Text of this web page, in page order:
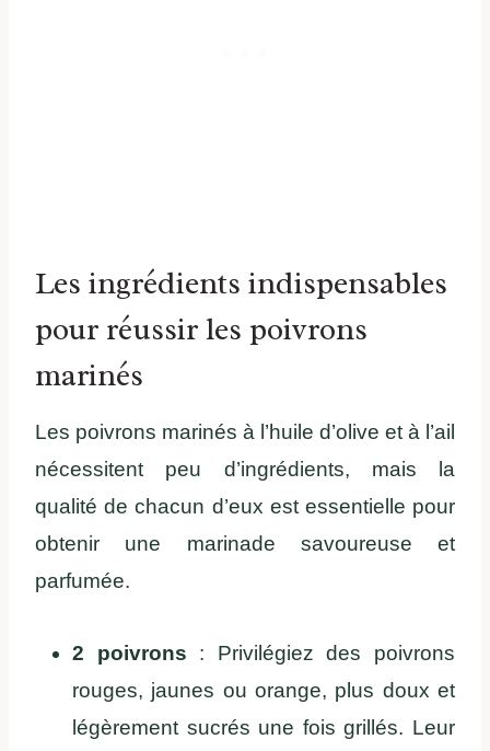
Les ingrédients indispensables
pour réussir les poivrons
marinés
Les poivrons marinés à l’huile d’olive et à l’ail
nécessitent peu d’ingrédients, mais la
qualité de chacun d’eux est essentielle pour
obtenir une marinade savoureuse et
parfumée.
2 poivrons : Privilégiez des poivrons
rouges, jaunes ou orange, plus doux et
légèrement sucrés une fois grillés. Leur